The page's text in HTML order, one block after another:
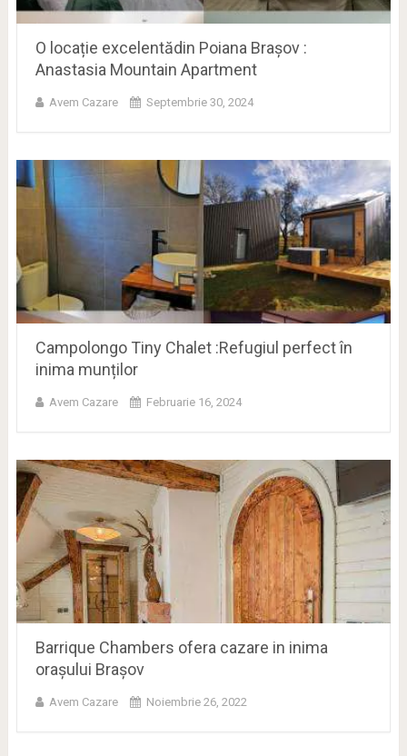
O locație excelentădin Poiana Brașov :
Anastasia Mountain Apartment
Avem Cazare Septembrie 30, 2024
Campolongo Tiny Chalet :Refugiul perfect în
inima munților
Avem Cazare Februarie 16, 2024
Barrique Chambers ofera cazare in inima
orașului Brașov
Avem Cazare Noiembrie 26, 2022